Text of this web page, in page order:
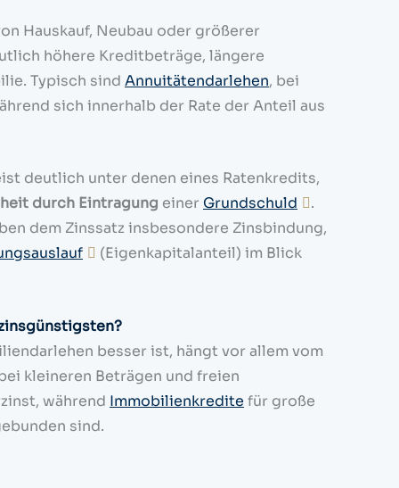
Hauskauf, Neubau oder größerer
höhere Kreditbeträge, längere
Typisch sind Annuitätendarlehen, bei
sich innerhalb der Rate der Anteil aus
deutlich unter denen eines Ratenkredits,
durch Eintragung einer Grundschuld
.
dem Zinssatz insbesondere Zinsbindung,
(Eigenkapitalanteil) im Blick
besser ist, hängt vor allem vom
kleineren Beträgen und freien
während Immobilienkredite für große
sind.